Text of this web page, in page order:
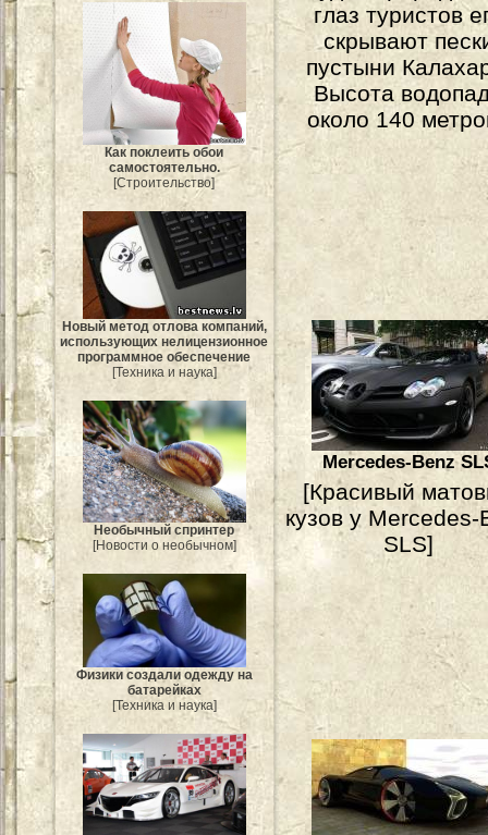
Как поклеить обои
самостоятельно.
[Строительство]
Новый метод отлова компаний,
использующих нелицензионное
программное обеспечение
[Техника и наука]
Необычный спринтер
[Новости о необычном]
Физики создали одежду на
батарейках
[Техника и наука]
глаз туристов
скрывают
пустыни
Высота
около 140
Mercedes-Benz
[Красивый
кузов у Mercedes-
SLS]